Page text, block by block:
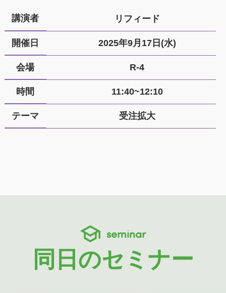
講演者 リフィード
開催日 2025年9月17日(水)
会場 R-4
時間 11:40~12:10
テーマ 受注拡大
seminar
同日のセミナー